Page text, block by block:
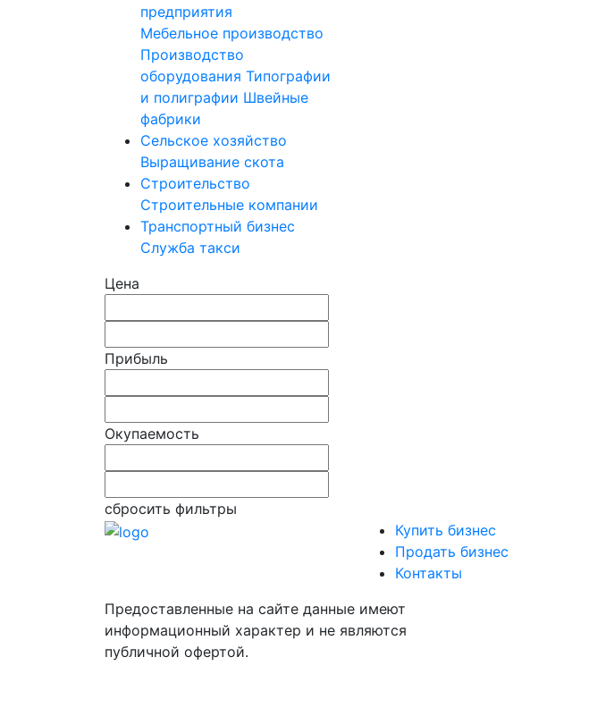
предприятия
Мебельное производство
Производство
оборудования Типографии
и полиграфии Швейные
фабрики
Сельское хозяйство
Выращивание скота
Строительство
Строительные компании
Транспортный бизнес
Служба такси
Цена
Прибыль
Окупаемость
сбросить фильтры
Купить бизнес
Продать бизнес
Контакты
Предоставленные на сайте данные имеют
информационный характер и не являются
публичной офертой.